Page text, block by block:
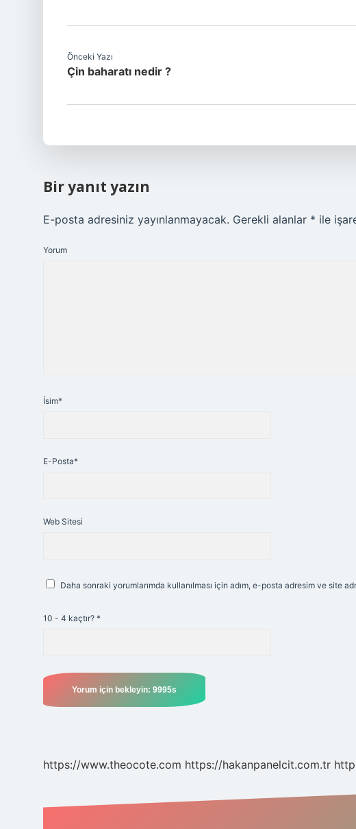
Önceki Yazı
Çin baharatı nedir ?
Bir yanıt yazın
E-posta adresiniz yayınlanmayacak. Gerekli alanlar * ile
Yorum
İsim*
E-Posta*
Web Sitesi
Daha sonraki yorumlarımda kullanılması için adım, e-posta adresim ve site
10 - 4 kaçtır? *
https://www.theocote.com https://hakanpanelcit.com.tr